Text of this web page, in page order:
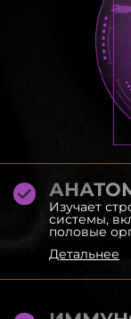
Изучает
системы,
половые
Детальнее